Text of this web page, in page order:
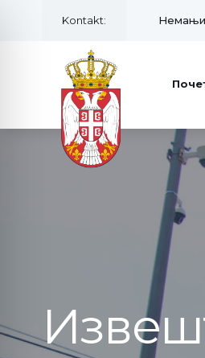
Kontakt: